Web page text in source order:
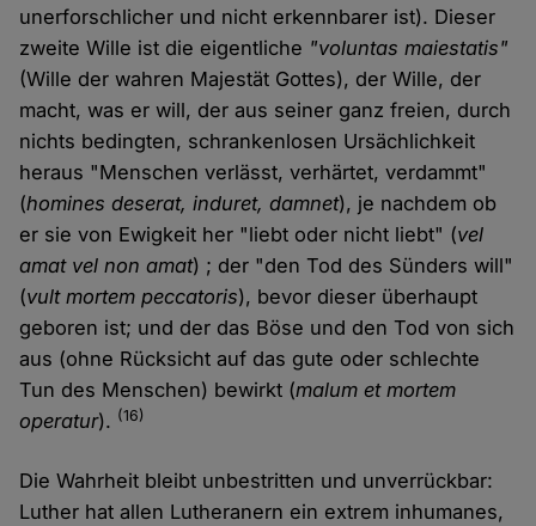
unerforschlicher und nicht erkennbarer ist). Dieser
zweite Wille ist die eigentliche "voluntas maiestatis"
(Wille der wahren Majestät Gottes), der Wille, der
macht, was er will, der aus seiner ganz freien, durch
nichts bedingten, schrankenlosen Ursächlichkeit
heraus "Menschen verlässt, verhärtet, verdammt"
(homines deserat, induret, damnet), je nachdem ob
er sie von Ewigkeit her "liebt oder nicht liebt" (vel
amat vel non amat) ; der "den Tod des Sünders will"
(vult mortem peccatoris), bevor dieser überhaupt
geboren ist; und der das Böse und den Tod von sich
aus (ohne Rücksicht auf das gute oder schlechte
Tun des Menschen) bewirkt (malum et mortem
operatur). (16)
Die Wahrheit bleibt unbestritten und unverrückbar:
Luther hat allen Lutheranern ein extrem inhumanes,